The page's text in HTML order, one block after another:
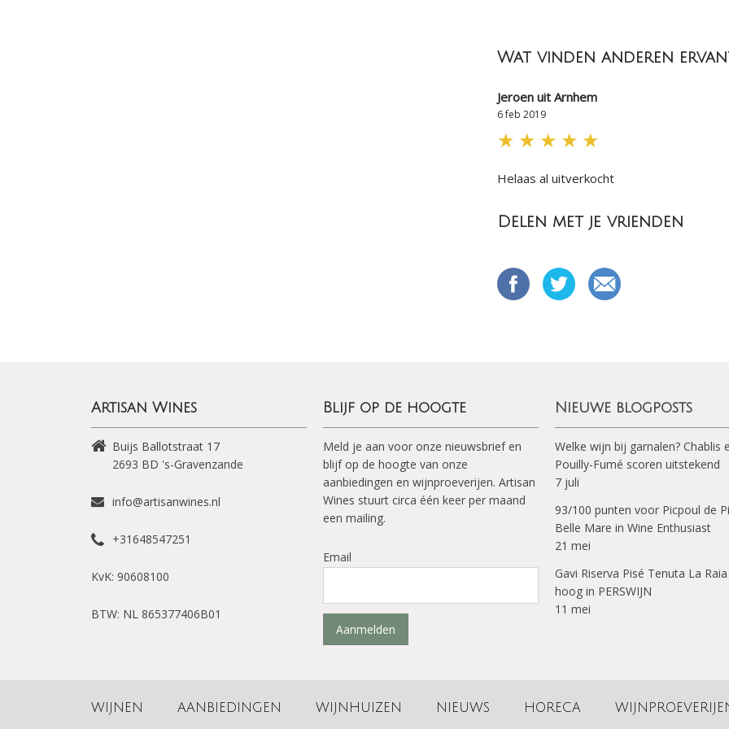
Wat vinden anderen
Jeroen uit Arnhem
6 feb 2019
★ ★ ★ ★ ★
Helaas al uitverkocht
Delen met je vrienden
Artisan Wines
Buijs Ballotstraat 17
2693 BD 's-Gravenzande
info@artisanwines.nl
+31648547251
KvK: 90608100
BTW: NL 865377406B01
Blijf op de hoogte
Meld je aan voor onze nieuwsbrief en
blijf op de hoogte van onze
aanbiedingen en wijnproeverijen. Artisan
Wines stuurt circa één keer per maand
een mailing.
Email
Aanmelden
Nieuwe blogposts
Welke wijn bij garnalen? Chablis
Pouilly-Fumé scoren uitstekend
7 juli
93/100 punten voor Picpoul de
Belle Mare in Wine Enthusiast
21 mei
Gavi Riserva Pisé Tenuta La
hoog in PERSWIJN
11 mei
WIJNEN AANBIEDINGEN WIJNHUIZEN NIEUWS HORECA